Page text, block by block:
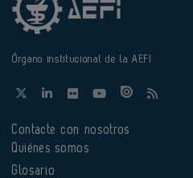
Órgano institucional de la AEFI
Contacte con nosotros
Quiénes somos
Glosario